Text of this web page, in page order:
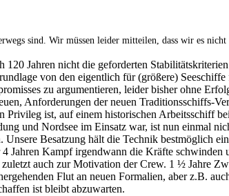
sind. Wir müssen leider mitteilen, dass wir es nicht
120 Jahren nicht die geforderten
von den eigentlich für (größere)
zu argumentieren, leider bisher ohne
Anforderungen der neuen Traditionsschiffs-
Privileg ist, auf einem historischen Arbeitsschiff
und Nordsee im Einsatz war, ist nun einmal
Besatzung hält die Technik bestmöglich
Jahren Kampf irgendwann die Kräfte
auch zur Motivation der Crew. 1 ½ Jahre
Flut an neuen Formalien, aber z.B.
ist bleibt abzuwarten.